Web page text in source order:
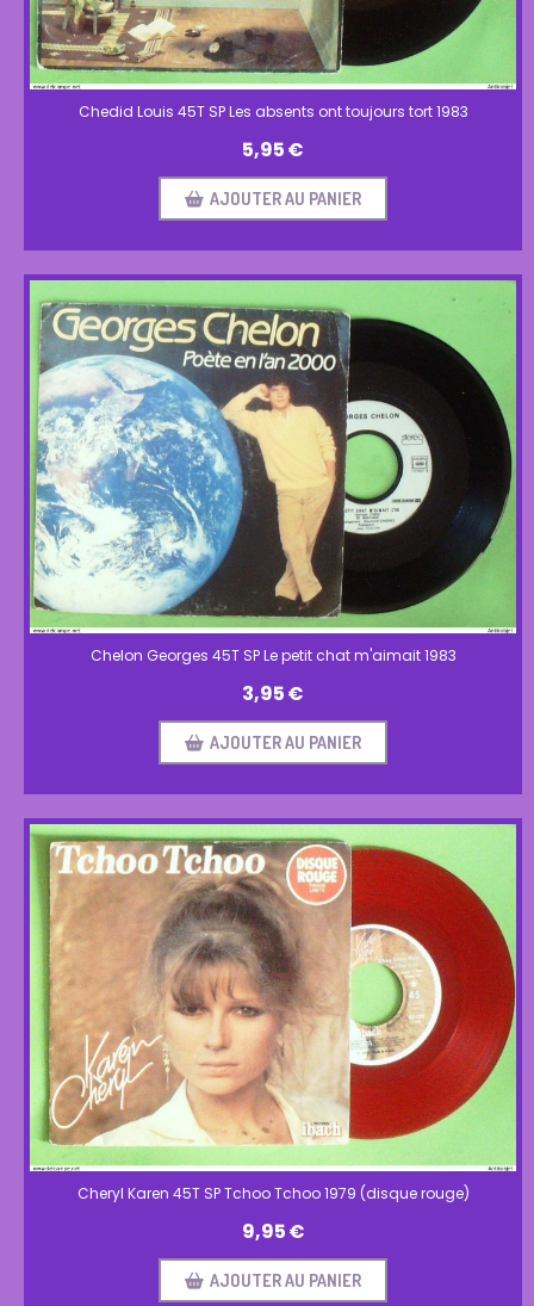
Chedid Louis 45T SP Les absents ont toujours tort 1983
5,95€
AJOUTER AU PANIER
Chelon Georges 45T SP Le petit chat m'aimait 1983
3,95€
AJOUTER AU PANIER
Cheryl Karen 45T SP Tchoo Tchoo 1979 (disque rouge)
9,95€
AJOUTER AU PANIER